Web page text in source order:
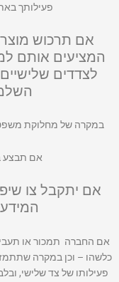
פעילותך
אם תרכוש
המציעים אותם
לצדדים
במקרה של מחלוקת
אם תבצע
אם יתקבל צו
אם החברה תמכור או
כלשהו – וכן במקרה
פעילותו של צד שלישי,